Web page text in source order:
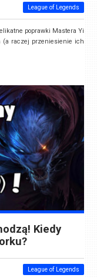
League of Legends
poprawki Mastera Yi
(a raczej przeniesienie ich
Kiedy
League of Legends